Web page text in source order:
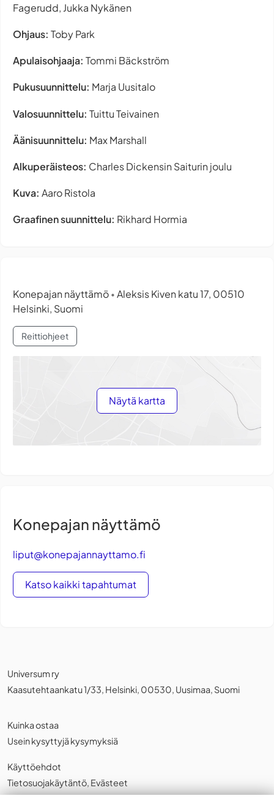
Fagerudd, Jukka Nykänen
Ohjaus: Toby Park
Apulaisohjaaja: Tommi Bäckström
Pukusuunnittelu: Marja Uusitalo
Valosuunnittelu: Tuittu Teivainen
Äänisuunnittelu: Max Marshall
Alkuperäisteos: Charles Dickensin Saiturin joulu
Kuva: Aaro Ristola
Graafinen suunnittelu: Rikhard Hormia
Konepajan näyttämö • Aleksis Kiven katu 17, 00510
Helsinki, Suomi
Reittiohjeet
Näytä kartta
Konepajan näyttämö
liput@konepajannayttamo.fi
Katso kaikki tapahtumat
Universum ry
Kaasutehtaankatu 1/33, Helsinki, 00530, Uusimaa, Suomi
Kuinka ostaa
Usein kysyttyjä kysymyksiä
Käyttöehdot
Tietosuojakäytäntö, Evästeet